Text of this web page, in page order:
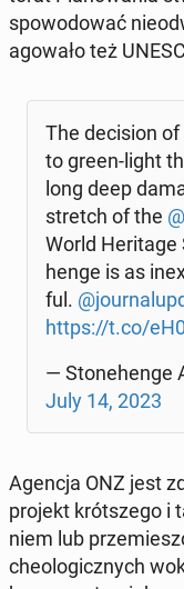
spo­wo­do­wać
ago­wa­ło też
The de­ci­sion of
to green-light
long deep
stretch of the
World
hen­ge is as
ful.
https://t.co/
— Sto­ne­hen­ge
July 14, 2023
Agencja ONZ jest
projekt krót­sze­go i
niem lub
che­olo­gicz­nych